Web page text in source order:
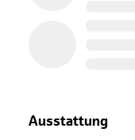
Ausstattung